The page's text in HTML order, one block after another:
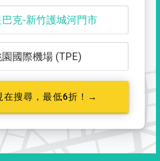
克-新竹護城河門市
霸尖山登山口
國際機場 (TPE)
在搜尋，最低6折！→